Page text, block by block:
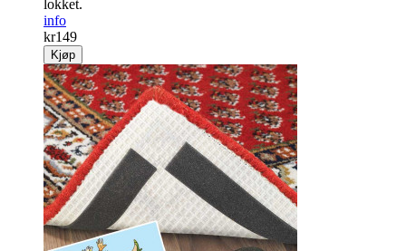
lokket.
info
kr149
Kjøp